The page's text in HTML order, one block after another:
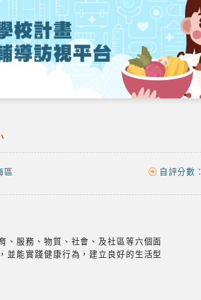
區 自評分數：
、服務、物質、社會、及社區等六個面
並能實踐健康行為，建立良好的生活型